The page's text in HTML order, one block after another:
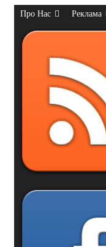
Про Нас Реклама